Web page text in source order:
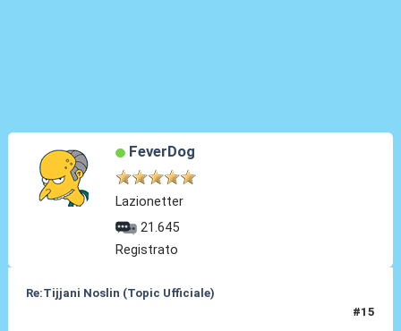
FeverDog
Lazionetter
21.645
Registrato
Re:Tijjani Noslin (Topic Ufficiale)
#15